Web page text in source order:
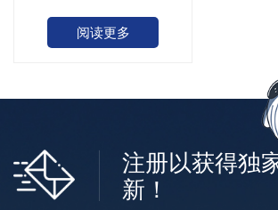
阅读更多
注册以获得独
新！